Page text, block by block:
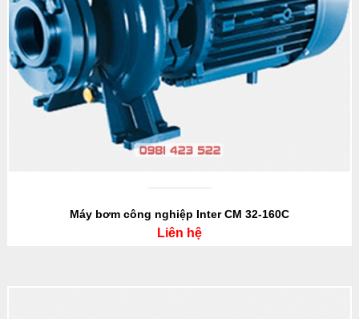
Máy bơm công nghiệp Inter CM 32-160C
Liên hệ